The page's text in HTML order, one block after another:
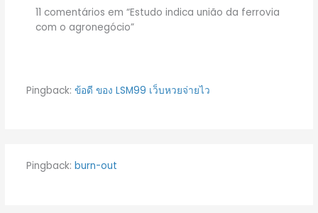
11 comentários em “Estudo indica união da ferrovia
com o agronegócio”
Pingback: ข้อดี ของ LSM99 เว็บหวยจ่ายไว
Pingback: burn-out